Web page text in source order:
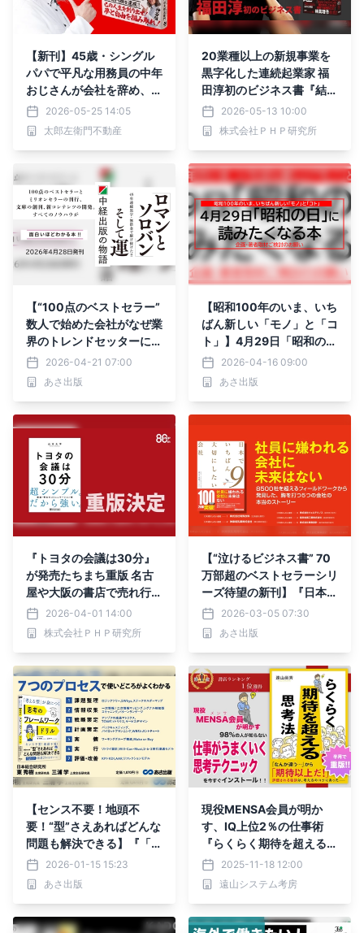
【新刊】45歳・シングル
パパで平凡な用務員の中年
おじさんが会社を辞め、全
国を旅しながら31都道府
県に570室取得・家賃収入
2.5億円になり「夢と自由
服大家・神谷太郎左衛門
著『全国激安物件探求！全
国を旅する不動産投資術』
が2026年5月26日(火)発
売。
2026-05-25 14:05
太郎左衛門不動産
20業種以上の新規事業を
黒字化した連続起業家 福
田淳初のビジネス書『結
局、熱狂できる人がうまく
いく。』5/29発売
2026-05-13 10:00
株式会社ＰＨＰ研究所
【“100点のベストセラー”
数人で始めた会社がなぜ業
界のトレンドセッターに】
『ロマンとソロバンそして
運ー中経出版の物語』202
6年4月28日（火）刊行
2026-04-21 07:00
あさ出版
【昭和100年のいま、いち
ばん新しい「モノ」と「コ
ト」】4月29日「昭和の
日」に読みたくなる本
2026-04-16 09:00
あさ出版
『トヨタの会議は30分』
が発売たちまち重版 名古
屋や大阪の書店で売れ行き
好調2026-04-01 14:00
株式会社ＰＨＰ研究所
【“泣けるビジネス書” 70
万部超のベストセラーシリ
ーズ待望の新刊】『日本で
いちばん大切にしたい会
社』2026年3月24日刊行
2026-03-05 07:30
あさ出版
【センス不要！地頭不
要！“型”さえあればどんな
問題も解決できる】『「考
える型」が身につく 思考
のフレームワークドリル』
2026年 1月20日発刊
2026-01-15 15:23
あさ出版
現役MENSA会員が明か
す、IQ上位2％の仕事術
『らくらく期待を超える思
考法』出版
2025-11-18 12:00
遠山システム考房